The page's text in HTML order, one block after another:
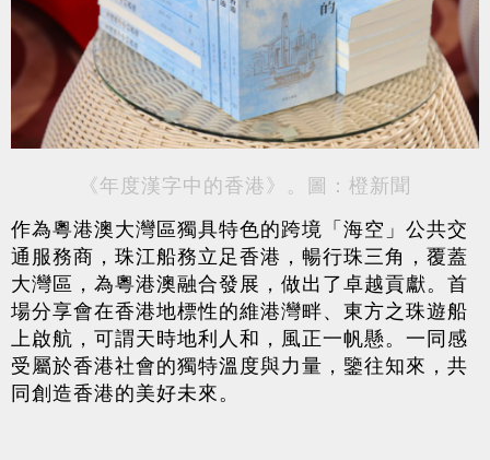
《年度漢字中的香港》。圖：橙新聞
作為粵港澳大灣區獨具特色的跨境「海空」公共交
通服務商，珠江船務立足香港，暢行珠三角，覆蓋
大灣區，為粵港澳融合發展，做出了卓越貢獻。首
場分享會在香港地標性的維港灣畔、東方之珠遊船
上啟航，可謂天時地利人和，風正一帆懸。一同感
受屬於香港社會的獨特溫度與力量，鑒往知來，共
同創造香港的美好未來。